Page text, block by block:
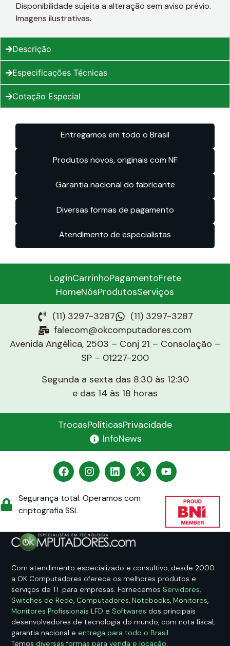
Disponibilidade sujeita a alteração sem aviso prévio.
Imagens ilustrativas.
Descrição
Especificações Técnicas
Cotação Especial
Entregamos em todo o Brasil
Produtos novos, originais com NF
Garantia nacional do fabricante
Diversas formas de pagamento
Atendimento de especialistas
LoginCarrinhoPagamentoFrete
HomeNósProdutosServiços
(11) 3297-3287
(11) 3297-3287
falecom@okcomputadores.com
Avenida Angélica, 2503 – Conj 21 – Consolação –
SP – 01227-200
Segunda a sexta das 8:30 às 12:30
e das 14 às 18 horas
TrocasPolíticasPrivacidade
InfoNews
Segurança total. Operamos com
criptografia SSL
Com atendimento especializado e consultivo, desde 2000
a OK Computadores oferece os melhores produtos e
serviços de TI para empresas. Fornecemos Servidores
Switches de Rede Computadores Notebooks Monitores
Monitores Profissionais LFD e Softwares dos principais
desenvolvedores de tecnologia do mundo, com nota fiscal,
garantia nacional e entrega para todo o Brasil
Temos diversas formas para venda e locação